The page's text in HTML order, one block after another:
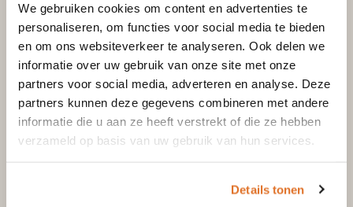
We gebruiken cookies om content en advertenties te
personaliseren, om functies voor social media te bieden
en om ons websiteverkeer te analyseren. Ook delen we
informatie over uw gebruik van onze site met onze
partners voor social media, adverteren en analyse. Deze
partners kunnen deze gegevens combineren met andere
informatie die u aan ze heeft verstrekt of die ze hebben
verzameld op basis van uw gebruik van hun services.
Details tonen